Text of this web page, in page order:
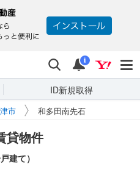
検索 通知
i
ID新規取得
市 和多田南先石
貸物件
建て）